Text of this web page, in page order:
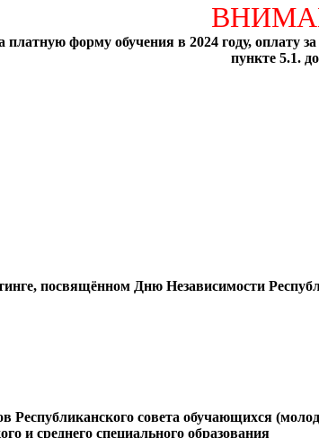
форму обучения в 2024 году, оплату
пункте 5.1.
посвящённом Дню Независимости
Республиканского совета обучающихся
и среднего специального образования